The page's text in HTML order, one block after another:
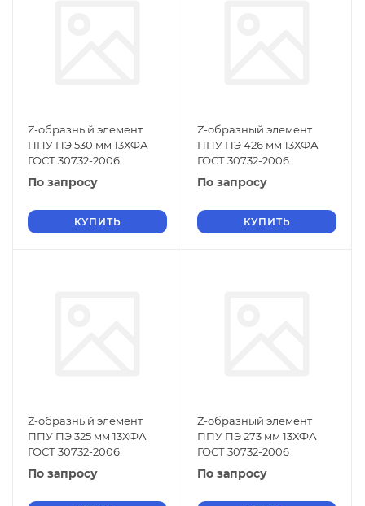
Z-образный элемент
ППУ ПЭ 530 мм 13ХФА
ГОСТ 30732-2006
По запросу
КУПИТЬ
Z-образный элемент
ППУ ПЭ 426 мм 13ХФА
ГОСТ 30732-2006
По запросу
КУПИТЬ
Z-образный элемент
ППУ ПЭ 325 мм 13ХФА
ГОСТ 30732-2006
По запросу
Z-образный элемент
ППУ ПЭ 273 мм 13ХФА
ГОСТ 30732-2006
По запросу